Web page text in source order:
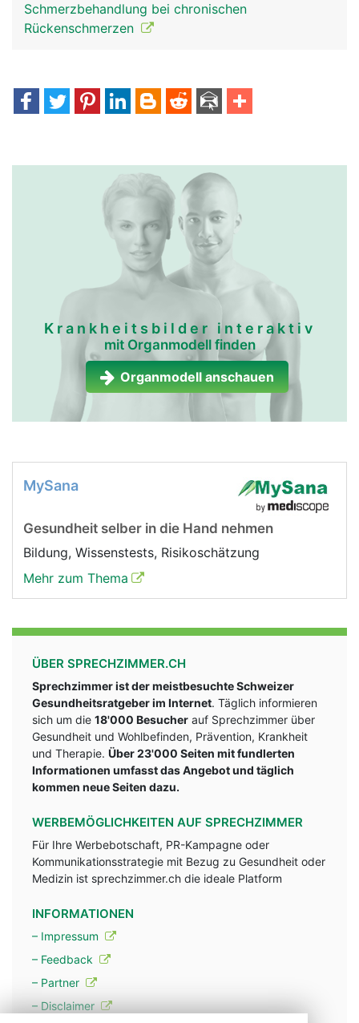
Schmerzbehandlung bei chronischen
Rückenschmerzen
Krankheitsbilder interaktiv
mit Organmodell finden
Organmodell anschauen
MySana
Gesundheit selber in die Hand nehmen
Bildung, Wissenstests, Risikoschätzung
Mehr zum Thema
ÜBER SPRECHZIMMER.CH
Sprechzimmer ist der meistbesuchte Schweizer
Gesundheitsratgeber im Internet. Täglich informieren
sich um die 18'000 Besucher auf Sprechzimmer über
Gesundheit und Wohlbefinden, Prävention, Krankheit
und Therapie. Über 23'000 Seiten mit fundlerten
Informationen umfasst das Angebot und täglich
kommen neue Seiten dazu.
WERBEMÖGLICHKEITEN AUF SPRECHZIMMER
Für Ihre Werbebotschaft, PR-Kampagne oder
Kommunikationsstrategie mit Bezug zu Gesundheit oder
Medizin ist sprechzimmer.ch die ideale Platform
INFORMATIONEN
– Impressum
– Feedback
– Partner
– Disclaimer